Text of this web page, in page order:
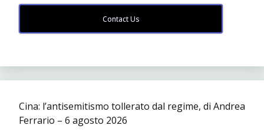
Contact Us
Cina: l’antisemitismo tollerato dal regime, di Andrea
Ferrario – 6 agosto 2026